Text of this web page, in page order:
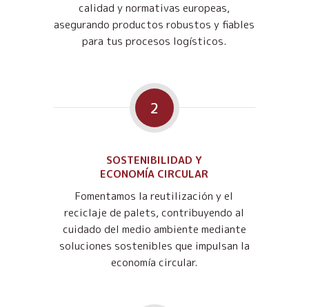
calidad y normativas europeas,
asegurando productos robustos y fiables
para tus procesos logísticos.
2
SOSTENIBILIDAD Y
ECONOMÍA CIRCULAR
Fomentamos la reutilización y el
reciclaje de palets, contribuyendo al
cuidado del medio ambiente mediante
soluciones sostenibles que impulsan la
economía circular.